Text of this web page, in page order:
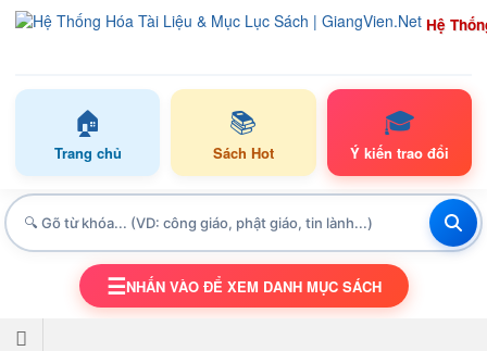
Hệ
🏠
Trang chủ
📚
Sách Hot
🎓
Ý kiến trao đổi
TOGGLE NAVIGATION
☰NHẤN VÀO ĐỂ XEM DANH MỤC SÁCH